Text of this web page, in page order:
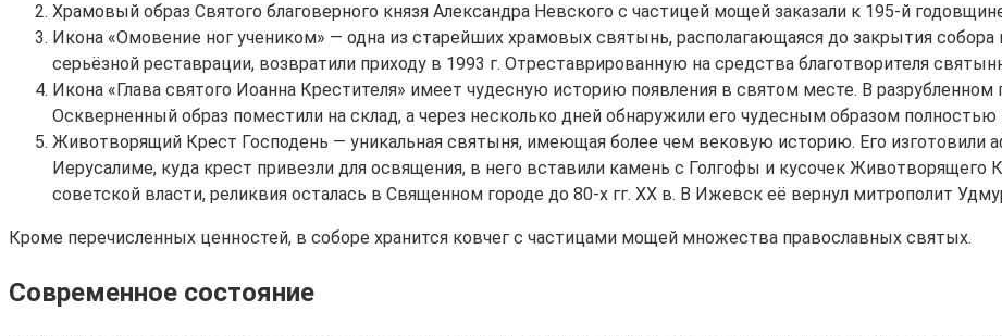
Храмовый образ Святого благоверного князя Александра Невского с частицей мощей заказали к 195-й
Икона «Омовение ног учеником» — одна из старейших храмовых святынь, располагающаяся до закрытия
серьёзной реставрации, возвратили приходу в 1993 г. Отреставрированную на средства благотворителя
Икона «Глава святого Иоанна Крестителя» имеет чудесную историю появления в святом месте. В разрубленном
Оскверненный образ поместили на склад, а через несколько дней обнаружили его чудесным образом
Животворящий Крест Господень — уникальная святыня, имеющая более чем вековую историю. Его
Иерусалиме, куда крест привезли для освящения, в него вставили камень с Голгофы и кусочек Животворящего
советской власти, реликвия осталась в Священном городе до 80-х гг. XX в. В Ижевск её вернул митрополит
Кроме перечисленных ценностей, в соборе хранится ковчег с частицами мощей множества православных святых.
Современное состояние